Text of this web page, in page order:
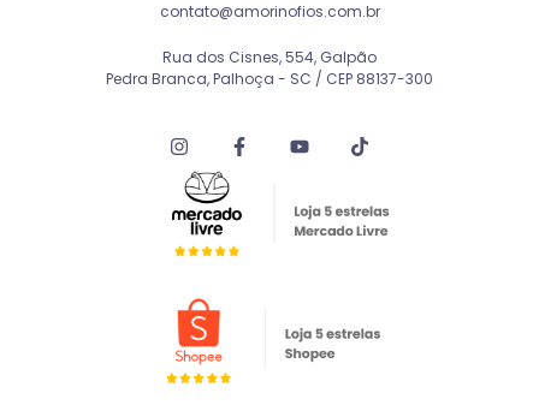
contato@amorinofios.com.br
Rua dos Cisnes, 554, Galpão
Pedra Branca, Palhoça - SC / CEP 88137-300